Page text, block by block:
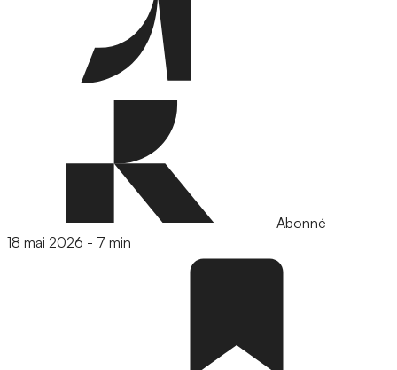
Abonné
18 mai 2026 - 7 min